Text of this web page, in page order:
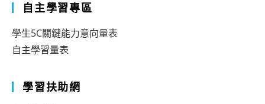
自主學習專區
學生5C關鍵能力意向量表
自主學習量表
學習扶助網